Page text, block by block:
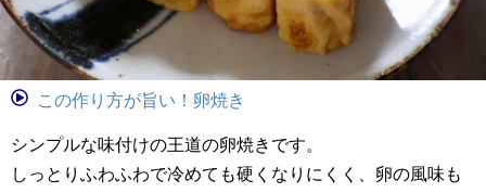
この作り方が旨い！卵焼き
シンプルな味付けの王道の卵焼きです。
しっとりふわふわで冷めても硬くなりにくく、卵の風味も